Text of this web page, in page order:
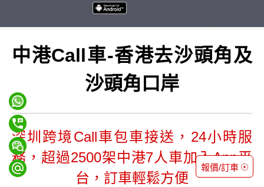
中港Call車-香港去沙頭角及
沙頭角口岸
深圳跨境Call車包車接送，24小時服
務，超過2500架中港7人車加入App平
台，訂車輕鬆方便
報價/訂車